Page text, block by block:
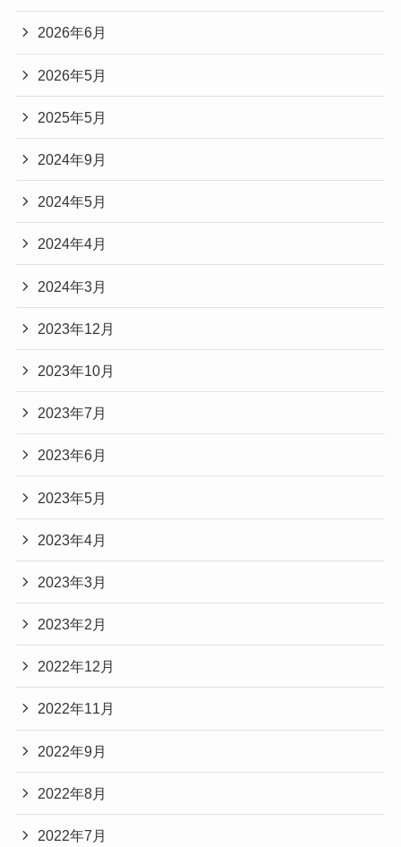
2026年6月
2026年5月
2025年5月
2024年9月
2024年5月
2024年4月
2024年3月
2023年12月
2023年10月
2023年7月
2023年6月
2023年5月
2023年4月
2023年3月
2023年2月
2022年12月
2022年11月
2022年9月
2022年8月
2022年7月